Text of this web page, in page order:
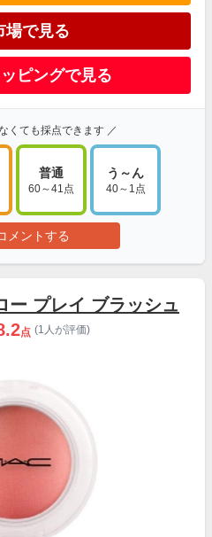
場で見る
ピングで見る
くても採点できます ／
普通
60～41点
う～ん
40～1点
メントする
ー プレイ ブラッシュ
点 (1人が評価)